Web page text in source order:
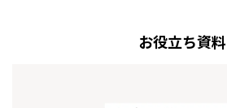
お役立ち資料